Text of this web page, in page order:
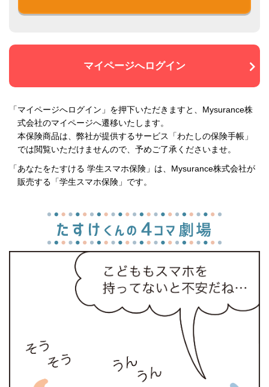
マイページへログイン
「マイページへログイン」を押下いただきますと、Mysurance株
式会社のマイページへ遷移いたします。
本保険商品は、弊社が提供するサービス「わたしの保険手帳」
では閲覧いただけませんので、予めご了承くださいませ。
「あなたをたすける 学生スマホ保険」は、Mysurance株式会社が
販売する「学生スマホ保険」です。